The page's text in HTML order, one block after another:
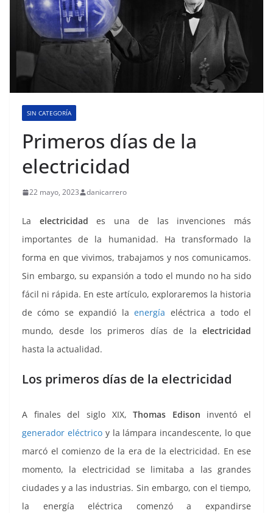
SIN CATEGORÍA
Primeros días de la
electricidad
22 mayo, 2023 danicarrero
La electricidad es una de las invenciones más
importantes de la humanidad. Ha transformado la
forma en que vivimos, trabajamos y nos comunicamos.
Sin embargo, su expansión a todo el mundo no ha sido
fácil ni rápida. En este artículo, exploraremos la historia
de cómo se expandió laenergía eléctrica a todo el
mundo, desde los primeros días de la electricidad
hasta la actualidad.
Los primeros días de la electricidad
A finales del siglo XIX,Thomas Edison inventó el
generador eléctricoy la lámpara incandescente, lo que
marcó el comienzo de la era de la electricidad. En ese
momento, la electricidad se limitaba a las grandes
ciudades y a las industrias. Sin embargo, con el tiempo,
la energía eléctrica comenzó a expandirse